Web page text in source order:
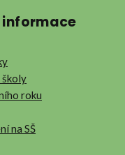
informace
školy
roku
na SŠ